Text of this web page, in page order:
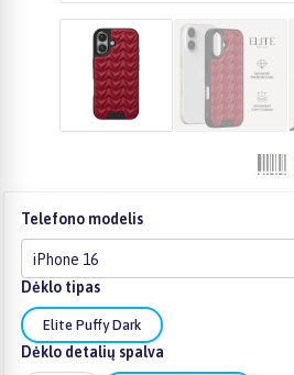
Telefono modelis
iPhone 16
Dėklo tipas
Elite Puffy Dark
Dėklo detalių spalva